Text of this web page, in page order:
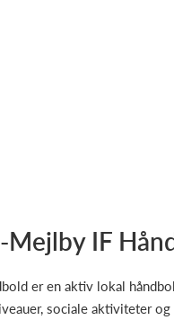
Mejlby IF
er en aktiv lokal
sociale aktiviteter